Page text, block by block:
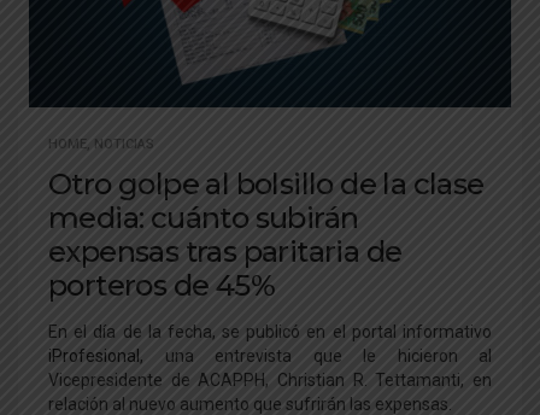
HOME, NOTICIAS
Otro golpe al bolsillo de la clase
media: cuánto subirán
expensas tras paritaria de
porteros de 45%
En el día de la fecha, se publicó en el portal informativo
iProfesional , una entrevista que le hicieron al
Vicepresidente de ACAPPH, Christian R. Tettamanti, en
relación al nuevo aumento que sufrirán las expensas.